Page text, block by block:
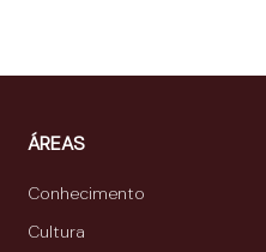
ÁREAS
Conhecimento
Cultura